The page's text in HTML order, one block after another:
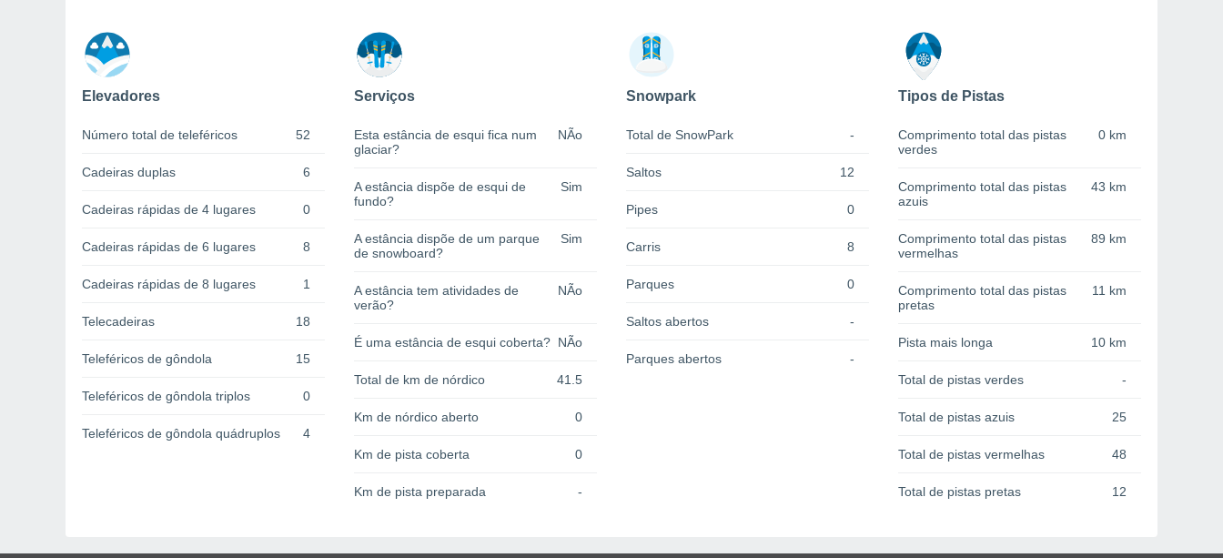
Elevadores
Número total de teleféricos 52
Cadeiras duplas 6
Cadeiras rápidas de 4 lugares 0
Cadeiras rápidas de 6 lugares 8
Cadeiras rápidas de 8 lugares 1
Telecadeiras 18
Teleféricos de gôndola 15
Teleféricos de gôndola triplos 0
Teleféricos de gôndola quádruplos 4
Serviços
Esta estância de esqui fica num
glaciar?
NÃo
A estância dispõe de esqui de
fundo?
Sim
A estância dispõe de um parque
de snowboard?
Sim
A estância tem atividades de
verão?
NÃo
É uma estância de esqui coberta? NÃo
Total de km de nórdico 41.5
Km de nórdico aberto 0
Km de pista coberta 0
Km de pista preparada -
Snowpark
Total de SnowPark -
Saltos 12
Pipes 0
Carris 8
Parques 0
Saltos abertos -
Parques abertos -
Tipos de Pistas
Comprimento total das pistas
verdes
0 km
Comprimento total das pistas
azuis
43 km
Comprimento total das pistas
vermelhas
89 km
Comprimento total das pistas
pretas
11 km
Pista mais longa 10 km
Total de pistas verdes -
Total de pistas azuis 25
Total de pistas vermelhas 48
Total de pistas pretas 12